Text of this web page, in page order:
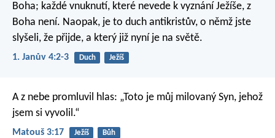
Boha; každé vnuknutí, které nevede k vyznání Ježíše, z
Boha není. Naopak, je to duch antikristův, o němž jste
slyšeli, že přijde, a který již nyní je na světě.
1. Janův 4:2-3 Duch Ježíš
A z nebe promluvil hlas: „Toto je můj milovaný Syn, jehož
jsem si vyvolil.“
Matouš 3:17 Ježíš Bůh